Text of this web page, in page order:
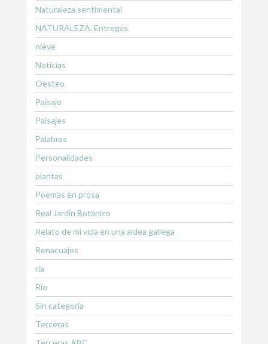
Naturaleza sentimental
NATURALEZA. Entregas.
nieve
Noticias
Oesteo
Paisaje
Paisajes
Palabras
Personalidades
plantas
Poemas en prosa
Real Jardín Botánico
Relato de mi vida en una aldea gallega
Renacuajos
ría
Río
Sin categoría
Terceras